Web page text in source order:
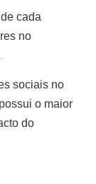
cada
no
sociais no
possui o maior
do